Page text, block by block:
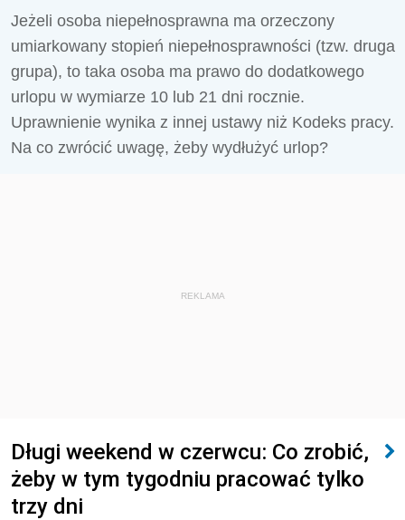
Jeżeli osoba niepełnosprawna ma orzeczony
umiarkowany stopień niepełnosprawności (tzw. druga
grupa), to taka osoba ma prawo do dodatkowego
urlopu w wymiarze 10 lub 21 dni rocznie.
Uprawnienie wynika z innej ustawy niż Kodeks pracy.
Na co zwrócić uwagę, żeby wydłużyć urlop?
REKLAMA
Długi weekend w czerwcu: Co zrobić,
żeby w tym tygodniu pracować tylko
trzy dni